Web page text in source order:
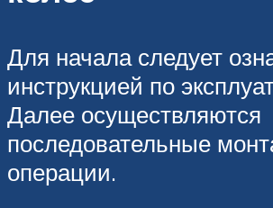
Для начала следует
инструкцией по
Далее осуществляются
последовательные
операции.